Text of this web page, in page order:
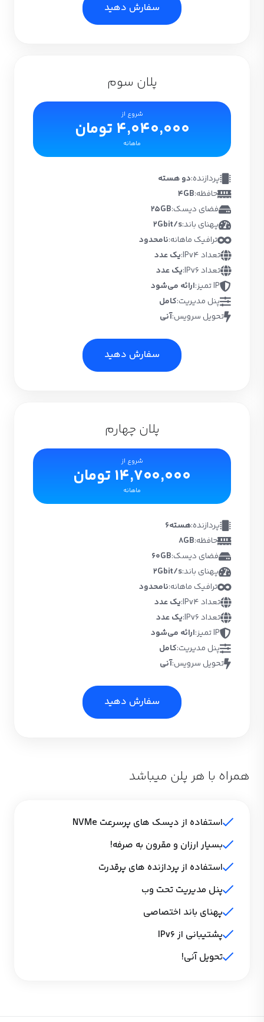
سفارش دهید
پلان سوم
شروع از
4,040,000 تومان
ماهانه
پردازنده:دو هسته
حافظه:4GB
فضای دیسک:25GB
پهنای باند:2Gbit/s
ترافیک ماهانه:نامحدود
تعداد IPv4:
یک عدد
تعداد IPv6:
یک عدد
IP تمیز:
ارائه می‌شود
پنل مدیریت:کامل
تحویل سرویس:آنی
سفارش دهید
پلان چهارم
شروع از
14,700,000 تومان
ماهانه
پردازنده:6هسته
حافظه:8GB
فضای دیسک:60GB
پهنای باند:2Gbit/s
ترافیک ماهانه:نامحدود
تعداد IPv4:
یک عدد
تعداد IPv6:
یک عدد
IP تمیز:
ارائه می‌شود
پنل مدیریت:کامل
تحویل سرویس:آنی
سفارش دهید
همراه با هر پلن میباشد
استفاده از دیسک های پرسرعت NVMe
بسیار ارزان و مقرون به صرفه!
استفاده از پردازنده های پرقدرت
پنل مدیریت تحت وب
پهنای باند اختصاصی
پشتیبانی از IPv6
تحویل آنی!